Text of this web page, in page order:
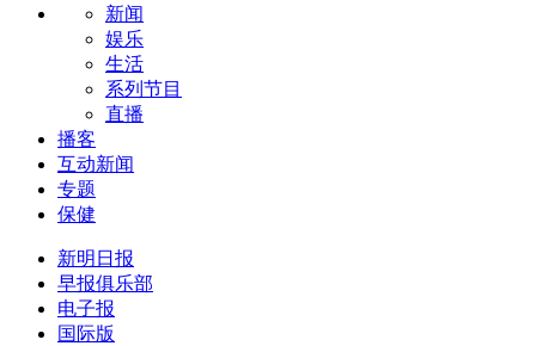
新闻
娱乐
生活
系列节目
直播
播客
互动新闻
专题
保健
新明日报
早报俱乐部
电子报
国际版